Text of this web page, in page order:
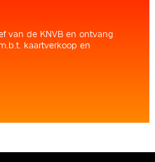
van de KNVB en ontvang
kaartverkoop en